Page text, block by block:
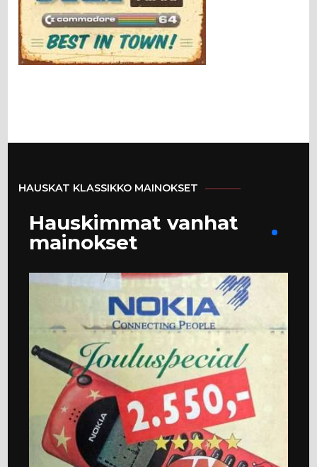
HAUSKAT KLASSIKKO MAINOKSET
Hauskimmat vanhat
mainokset